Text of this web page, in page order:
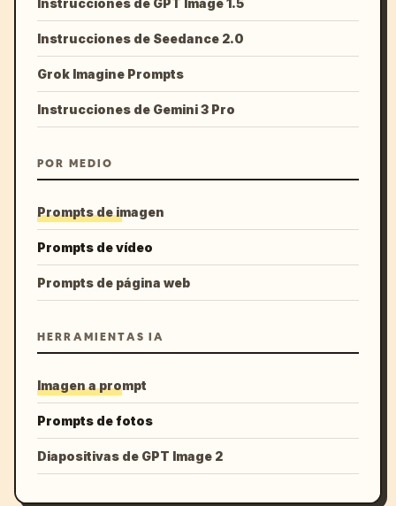
Instrucciones de GPT Image 1.5
Instrucciones de Seedance 2.0
Grok Imagine Prompts
Instrucciones de Gemini 3 Pro
POR MEDIO
Prompts de imagen
Prompts de vídeo
Prompts de página web
HERRAMIENTAS IA
Imagen a prompt
Prompts de fotos
Diapositivas de GPT Image 2